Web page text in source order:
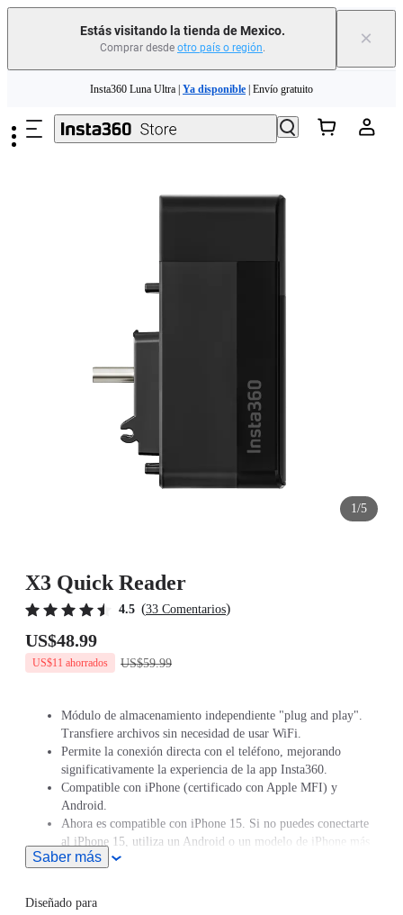
Estás visitando la tienda de Mexico.
Comprar desde otro país o región. ×
Insta360 Luna Ultra |Ya disponible| Envío gratuito
Insta360 Luna Ultra | Ya disponible | Envío gratuito
1/5
X3 Quick Reader
4.5 (33 Comentarios)
US$48.99
US$11 ahorrados US$59.99
Módulo de almacenamiento independiente "plug and play".
Transfiere archivos sin necesidad de usar WiFi.
Permite la conexión directa con el teléfono, mejorando
significativamente la experiencia de la app Insta360.
Compatible con iPhone (certificado con Apple MFI) y
Android.
Ahora es compatible con iPhone 15. Si no puedes conectarte
al iPhone 15, utiliza un Android o un modelo de iPhone más
antiguo (14 o anterior) para actualizar el firmware del Quick
la versión 1.0.87 o superior.
Saber más
Diseñado para